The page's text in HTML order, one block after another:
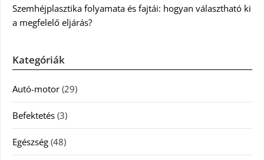
Szemhéjplasztika folyamata és fajtái: hogyan választható ki
a megfelelő eljárás?
Kategóriák
Autó-motor (29)
Befektetés (3)
Egészség (48)